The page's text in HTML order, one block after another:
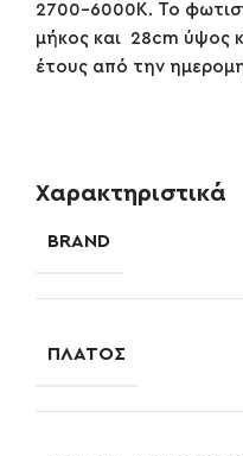
2700-6000Κ. Το
μήκος και 28cm ύψος
έτους από την
Χαρακτηριστικά
BRAND
ΠΛΆΤΟΣ